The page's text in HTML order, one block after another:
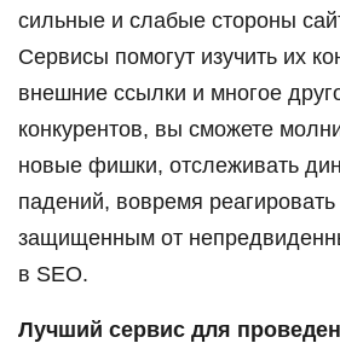
сильные и слабые стороны
Сервисы помогут изучить их
внешние ссылки и многое
конкурентов, вы сможете
новые фишки, отслеживать
падений, вовремя
защищенным от
в SEO.
Лучший сервис для